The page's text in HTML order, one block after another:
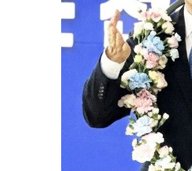
원서 40.1도 관측…서울, 2018년 이후 첫 40도
합특검, '계엄 수용공간 확보' 신용해 前교정본부장
주목한 韓축구 파문…"국민적 공분에 수사 재개"
압수수색에 성접대 파문까지…'쑥대밭' 된 축구협회
제합리화위원회 부위원장에 김태유 서울대 공대 교
힘 윤리위, '돌려차기 발언' 진종오·서범수 징계 절차
월 중국 수출 23.9%↑ 수입 27.5%↑…무역총액
병 순직 책임' 임성근, 항소심도 징역 3년
특검, '관저이전 봐주기 감사' 유병호 구속기소
에볼라환자 4천명 돌파, 4053명 발생 1850명 사망